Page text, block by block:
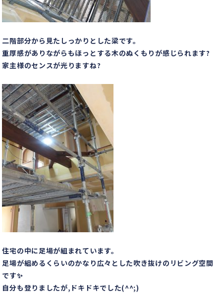
二階部分から見たしっかりとした梁です。
重厚感がありながらもほっとする木のぬくもりが感じられます?
家主様のセンスが光りますね?
住宅の中に足場が組まれています。
足場が組めるくらいのかなり広々とした吹き抜けのリビング空間
です✨
自分も登りましたが,ドキドキでした(^^;)